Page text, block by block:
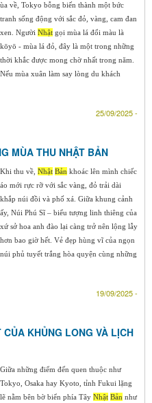
ùa về, Tokyo bỗng biến thành một bức
tranh sống động với sắc đỏ, vàng, cam đan
xen. Người Nhật gọi mùa lá đổi màu là
kōyō - mùa lá đỏ, đây là một trong những
thời khắc được mong chờ nhất trong năm.
Nếu mùa xuân làm say lòng du khách
25/09/2025 -
MÙA THU NHẬT BẢN
Khi thu về, Nhật Bản khoác lên mình chiếc
áo mới rực rỡ với sắc vàng, đỏ trải dài
khắp núi đồi và phố xá. Giữa khung cảnh
ấy, Núi Phú Sĩ – biểu tượng linh thiêng của
xứ sở hoa anh đào lại càng trở nên lộng lẫy
hơn bao giờ hết. Vẻ đẹp hùng vĩ của ngọn
núi phủ tuyết trắng hòa quyện cùng những
19/09/2025 -
KHỦNG LONG VÀ LỊCH
Giữa những điểm đến quen thuộc như
Tokyo, Osaka hay Kyoto, tỉnh Fukui lặng
lẽ nằm bên bờ biển phía Tây Nhật Bản như